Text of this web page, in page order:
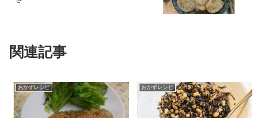
関連記事
おかずレシピ おかずレシピ